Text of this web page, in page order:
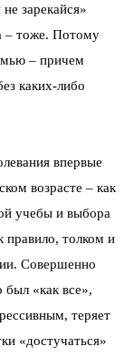
зарекайся»
– тоже. Потому
– причем
каких-либо
впервые
возрасте – как
учебы и выбора
правило, толком и
Совершенно
был «как все»,
теряет
«достучаться»